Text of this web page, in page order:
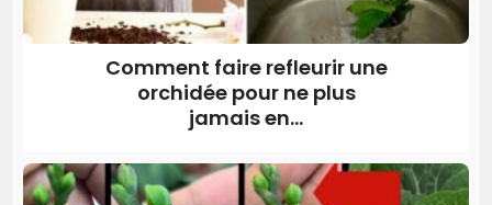
Comment faire refleurir une
orchidée pour ne plus
jamais en...